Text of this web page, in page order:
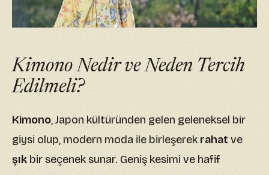
Kimono Nedir ve Neden Tercih
Edilmeli?
Kimono, Japon kültüründen gelen geleneksel bir
giysi olup, modern moda ile birleşerek rahat ve
şık bir seçenek sunar. Geniş kesimi ve hafif